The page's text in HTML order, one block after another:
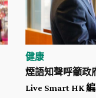
健康
煙語知聲呼籲政
Live Smart HK